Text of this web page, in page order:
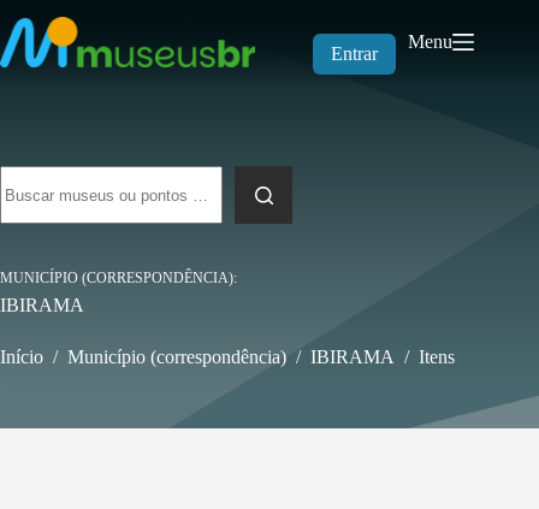
para
o
conteúdo
Entrar
Menu
resultados
MUNICÍPIO (CORRESPONDÊNCIA)
IBIRAMA
Início / Município (correspondência) / IBIRAMA / Itens